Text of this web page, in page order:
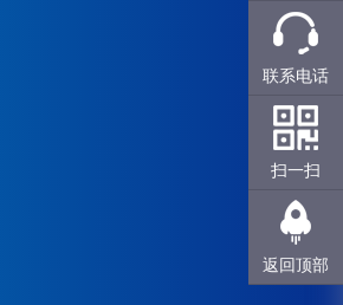
联系电话
扫一扫
返回顶部